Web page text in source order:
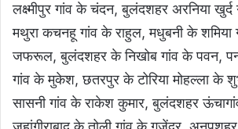
लक्ष्मीपुर गांव के चंदन, बुलंदशहर अरनिया खुर्द
मथुरा कचनहू गांव के राहुल, मधुबनी के शमिया
जफरूल, बुलंदशहर के निखोब गांव के पवन,
गांव के मुकेश, छतरपुर के टोरिया मोहल्ला के
सासनी गांव के राकेश कुमार, बुलंदशहर